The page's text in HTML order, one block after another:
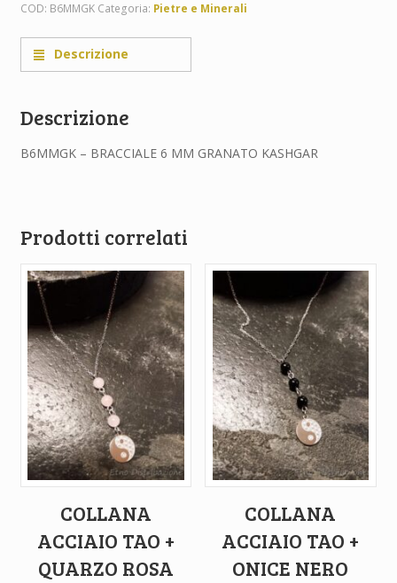
COD: B6MMGK Categoria: Pietre e Minerali
Descrizione
Descrizione
B6MMGK – BRACCIALE 6 MM GRANATO KASHGAR
Prodotti correlati
COLLANA
ACCIAIO TAO +
QUARZO ROSA
COLLANA
ACCIAIO TAO +
ONICE NERO